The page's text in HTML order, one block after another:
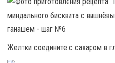
Желтки соедините с сахаром в